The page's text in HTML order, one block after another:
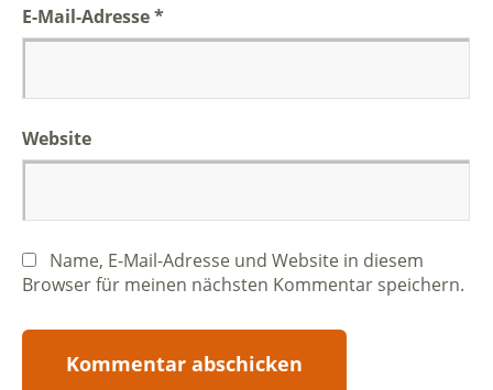
E-Mail-Adresse*
Website
Name, E-Mail-Adresse und Website in diesem
Browser für meinen nächsten Kommentar speichern.